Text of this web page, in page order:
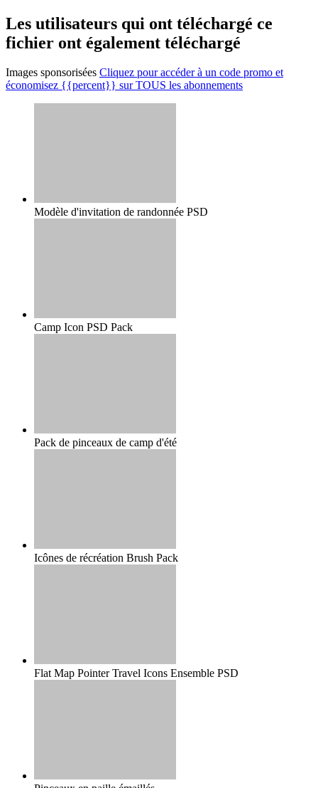
Les utilisateurs qui ont téléchargé ce
fichier ont également téléchargé
Images sponsorisées Cliquez pour accéder à un code promo et
économisez {{percent}} sur TOUS les abonnements
Modèle d'invitation de randonnée PSD
Camp Icon PSD Pack
Pack de pinceaux de camp d'été
Icônes de récréation Brush Pack
Flat Map Pointer Travel Icons Ensemble PSD